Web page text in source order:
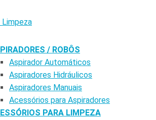
/ ROBÔS
Aspirador Automáticos
Aspiradores Hidráulicos
Aspiradores Manuais
Acessórios para Aspiradores
PARA LIMPEZA